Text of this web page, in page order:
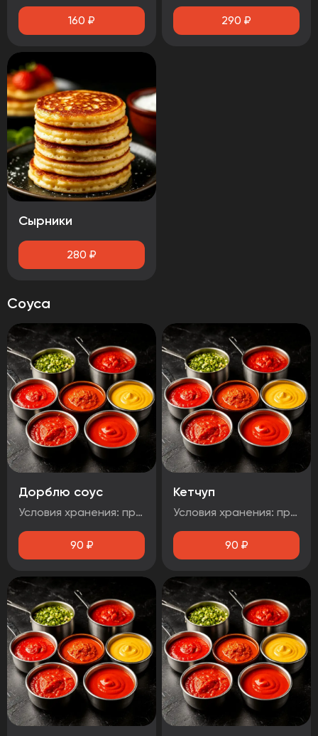
160 ₽ 290 ₽
Сырники
280 ₽
Соуса
Дорблю соус
Условия хранения: при температуре от плюс 2°C до плюс 4°C Срок годности: 48 часов Т.У 10.71. 11-001-48751922-2017 Рекомендуется употребить сразу после вскрытия упаковки Без ГМО
90 ₽
Кетчуп
Условия хранения: при температуре от плюс 2°C до плюс 4°C Срок годности: 48 часов Т.У 10.71. 11-001-48751922-2017 Рекомендуется употребить сразу после вскрытия упаковки Без ГМО
90 ₽